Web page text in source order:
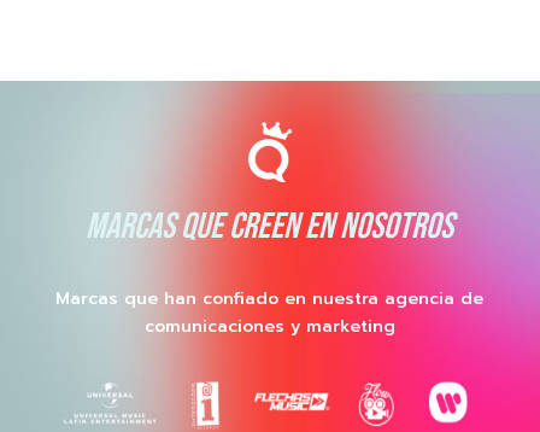
MARCAS QUE CREEN EN NOSOTROS
Marcas que han confiado en nuestra agencia de
comunicaciones y marketing